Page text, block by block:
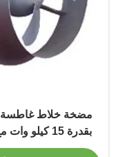
مضخة خلاط غاطسة
بقدرة 15